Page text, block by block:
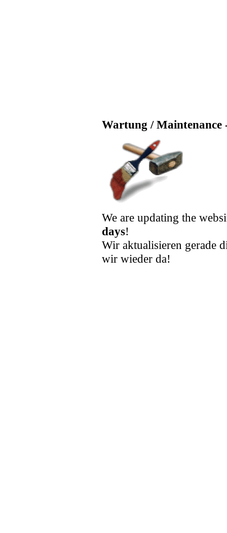
Wartung / Maintenance
We are updating the
days!
Wir aktualisieren gerade
wir wieder da!